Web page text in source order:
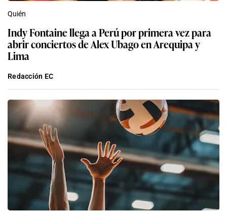
Quién
Indy Fontaine llega a Perú por primera vez para
abrir conciertos de Alex Ubago en Arequipa y
Lima
Redacción EC